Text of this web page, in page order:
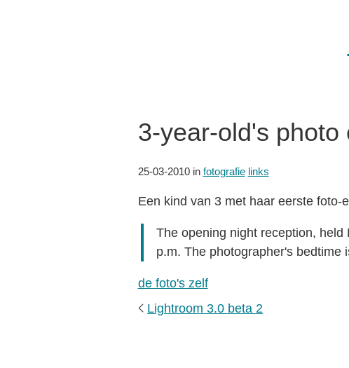
3-year-old's photo
25-03-2010in fotografie links
Een kind van 3 met haar eerste foto-
The opening night reception,
p.m. The photographer's bedtime
de foto's zelf
Lightroom 3.0 beta 2